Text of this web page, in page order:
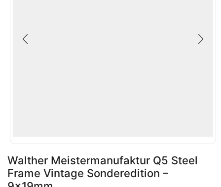
Walther Meistermanufaktur Q5 Steel
Frame Vintage Sonderedition –